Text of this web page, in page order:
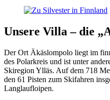
Unsere Villa – die
Der Ort Äkäslompolo liegt im
des Polarkreis und ist unter
Skiregion Ylläs. Auf dem 718
den 61 Pisten zum Skifahren
Langlaufloipen.